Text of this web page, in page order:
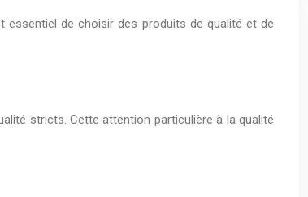
essentiel de choisir des produits de qualité et de
stricts. Cette attention particulière à la qualité